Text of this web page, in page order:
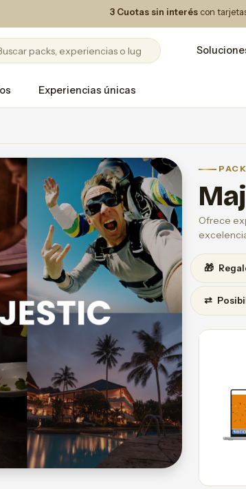
3 Cuotas sin interés con
Experiencias únicas
Ofrece
🎁
⇄